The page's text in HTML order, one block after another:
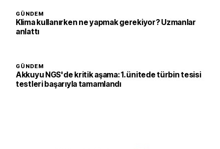
GÜNDEM
Klima kullanırken ne yapmak gerekiyor? Uzmanlar
anlattı
GÜNDEM
Akkuyu NGS'de kritik aşama: 1. ünitede türbin tesisi
testleri başarıyla tamamlandı